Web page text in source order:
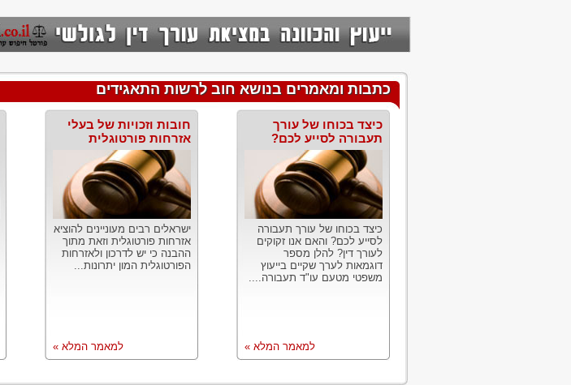
כתבות ומאמרים בנושא חוב לרשות התאגידים
כיצד בכוחו של עורך
תעבורה לסייע לכם?
כיצד בכוחו של עורך תעבורה
לסייע לכם? והאם אנו זקוקים
לעורך דין? להלן מספר
דוגמאות לערך שקיים בייעוץ
משפטי מטעם עו"ד תעבורה....
למאמר המלא »
חובות וזכויות של בעלי
אזרחות פורטוגלית
ישראלים רבים מעוניינים להוציא
אזרחות פורטוגלית וזאת מתוך
ההבנה כי יש לדרכון ולאזרחות
הפורטוגלית המון יתרונות...
למאמר המלא »